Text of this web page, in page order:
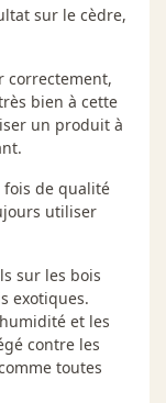
sur le cèdre,
correctement,
bien à cette
un produit à
de qualité
utiliser
sur les bois
exotiques.
et les
contre les
toutes